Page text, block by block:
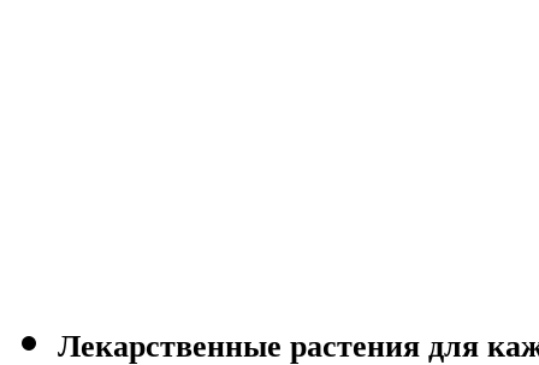
Лекарственные растения для